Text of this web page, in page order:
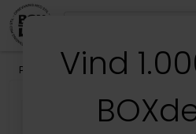
Produkter /Stuen Vægdekoration/
Kun hos BOXdeLUX
Vind